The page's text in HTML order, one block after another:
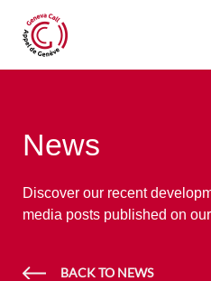
News
Discover our recent
media posts published on
BACK TO NEWS